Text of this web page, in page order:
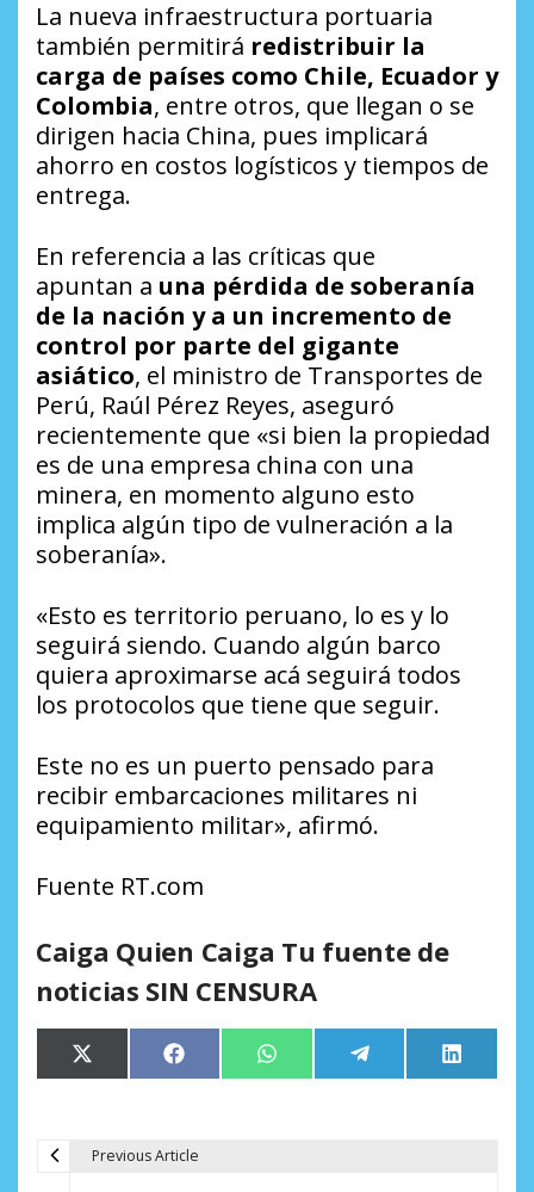
La nueva infraestructura portuaria
también permitirá redistribuir la
carga de países como Chile, Ecuador y
Colombia, entre otros, que llegan o se
dirigen hacia China, pues implicará
ahorro en costos logísticos y tiempos de
entrega.
En referencia a las críticas que
apuntan a una pérdida de soberanía
de la nación y a un incremento de
control por parte del gigante
asiático, el ministro de Transportes de
Perú, Raúl Pérez Reyes, aseguró
recientemente que «si bien la propiedad
es de una empresa china con una
minera, en momento alguno esto
implica algún tipo de vulneración a la
soberanía».
«Esto es territorio peruano, lo es y lo
seguirá siendo. Cuando algún barco
quiera aproximarse acá seguirá todos
los protocolos que tiene que seguir.
Este no es un puerto pensado para
recibir embarcaciones militares ni
equipamiento militar», afirmó.
Fuente RT.com
Caiga Quien Caiga Tu fuente de
noticias SIN CENSURA
Compartir
en
X
(Twitter)
Compartir
en
Facebook Compartir
en
WhatsApp Compartir
en
Telegram
en
LinkedIn
Previous Article